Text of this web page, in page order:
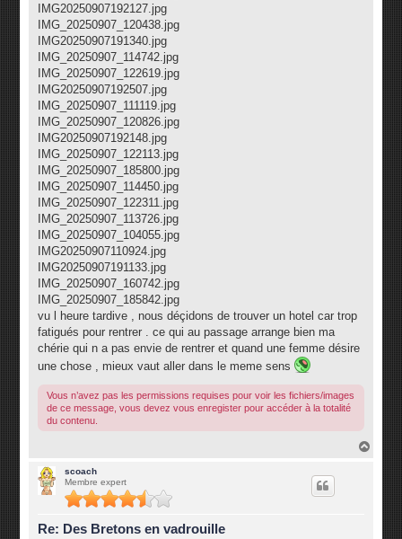
IMG20250907192127.jpg
IMG_20250907_120438.jpg
IMG20250907191340.jpg
IMG_20250907_114742.jpg
IMG_20250907_122619.jpg
IMG20250907192507.jpg
IMG_20250907_111119.jpg
IMG_20250907_120826.jpg
IMG20250907192148.jpg
IMG_20250907_122113.jpg
IMG_20250907_185800.jpg
IMG_20250907_114450.jpg
IMG_20250907_122311.jpg
IMG_20250907_113726.jpg
IMG_20250907_104055.jpg
IMG20250907110924.jpg
IMG20250907191133.jpg
IMG_20250907_160742.jpg
IMG_20250907_185842.jpg
vu l heure tardive , nous déçidons de trouver un hotel car trop
fatigués pour rentrer . ce qui au passage arrange bien ma
chérie qui n a pas envie de rentrer et quand une femme désire
une chose , mieux vaut aller dans le meme sens
Vous n’avez pas les permissions requises pour voir les fichiers/images
de ce message, vous devez vous enregister pour accéder à la totalité
du contenu.
scoach
Membre expert
Re: Des Bretons en vadrouille